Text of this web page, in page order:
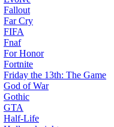
Fallout
Far Cry
FIFA
Fnaf
For Honor
Fortnite
Friday the 13th: The Game
God of War
Gothic
GTA
Half-Life